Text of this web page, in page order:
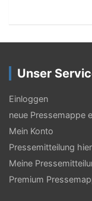
r
g
s
-
N
a
v
Unser
Einloggen
neue Pressemappe
Mein Konto
Pressemitteilung
Meine
Premium